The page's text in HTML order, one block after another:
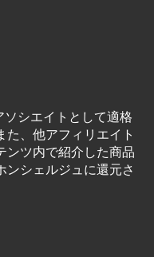
シエイトとして適格
た、他アフィリエイト
ンツ内で紹介した商品
ンシェルジュに還元さ